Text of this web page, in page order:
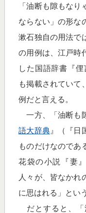
「油断も隙もな
ならない」の形な
漱石独自の用法で
の用例は、江戸時
した国語辞書『
も掲載されていて
例だと言える。
一方、「油断も
語大辞典』（『日
ものだけなのであ
花袋の小説『妻
人々が、皆なかれ
に思はれる」とい
だとすると、「